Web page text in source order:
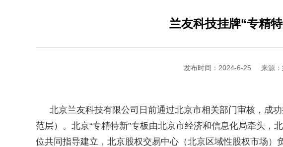
兰友科技挂牌“专精
发布时间：2024-6-25 来源
北京兰友科技有限公司日前通过北京市相关部门审核，成
范层）。北京“专精特新”专板由北京市经济和信息化局牵头，
位共同指导建立，北京股权交易中心（北京区域性股权市场）